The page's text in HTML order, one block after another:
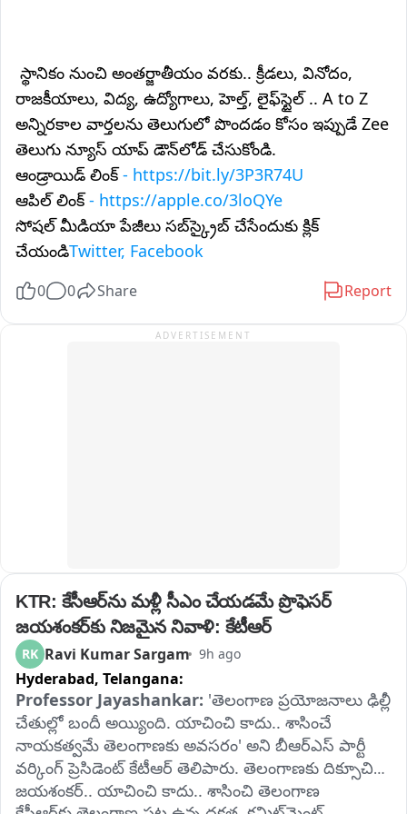
స్థానికం నుంచి అంతర్జాతీయం వరకు.. క్రీడలు, వినోదం,
రాజకీయాలు, విద్య, ఉద్యోగాలు, హెల్త్, లైఫ్‌స్టైల్ .. A to Z
అన్నిరకాల వార్తలను తెలుగులో పొందడం కోసం ఇప్పుడే Zee
తెలుగు న్యూస్ యాప్ డౌన్‌లోడ్ చేసుకోండి.
ఆండ్రాయిడ్ లింక్- https://bit.ly/3P3R74U
ఆపిల్ లింక్- https://apple.co/3loQYe
సోషల్ మీడియా పేజీలు సబ్‌స్క్రైబ్ చేసేందుకు క్లిక్
చేయండిTwitter, Facebook
0 0 Share Report
ADVERTISEMENT
KTR: కేసీఆర్‌ను మళ్లీ సీఎం చేయడమే ప్రొఫెసర్‌
జయశంకర్‌కు నిజమైన నివాళి: కేటీఆర్‌
RK Ravi Kumar Sargam 9h ago
Hyderabad, Telangana:
Professor Jayashankar: 'తెలంగాణ ప్రయోజనాలు ఢిల్లీ
చేతుల్లో బందీ అయ్యింది. యాచించి కాదు.. శాసించే
నాయకత్వమే తెలంగాణకు అవసరం' అని బీఆర్‌ఎస్‌ పార్టీ
వర్కింగ్‌ ప్రెసిడెంట్‌ కేటీఆర్‌ తెలిపారు. తెలంగాణకు దిక్సూచి
జయశంకర్.. యాచించి కాదు.. శాసించి తెలంగాణ